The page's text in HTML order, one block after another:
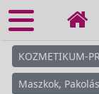
KOZMETIKUM-
Maszkok,